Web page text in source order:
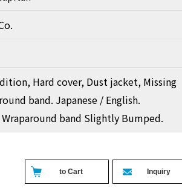
Hard cover, Dust jacket, Missing
band. Japanese / English.
Wraparound band Slightly Bumped.